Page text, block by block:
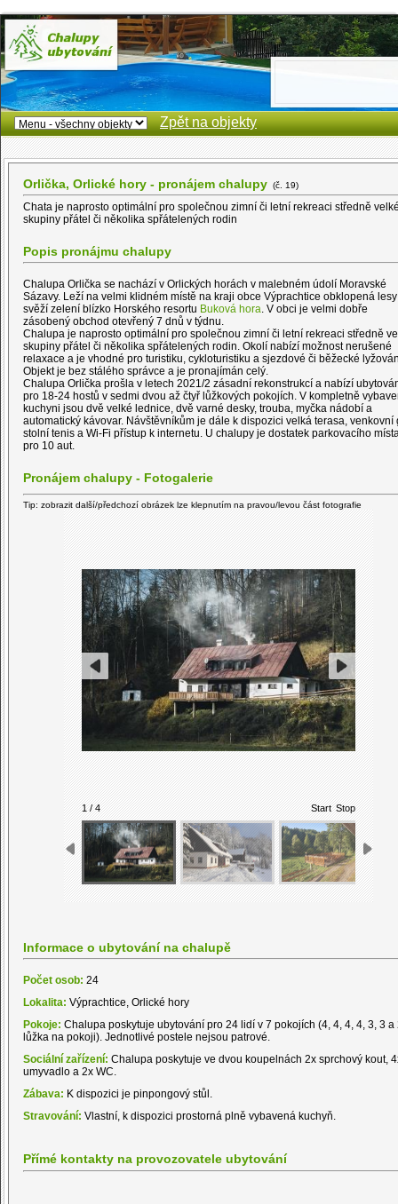
Zpět na objekty
Orlička, Orlické hory - pronájem chalupy (č. 19)
Chata je naprosto optimální pro společnou zimní či letní rekreaci středně
skupiny přátel či několika spřátelených rodin
Popis pronájmu chalupy
Chalupa Orlička se nachází v Orlických horách v malebném údolí Moravské
Sázavy. Leží na velmi klidném místě na kraji obce Výprachtice obklopená
svěží zelení blízko Horského resortu Buková hora. V obci je velmi dobře
zásobený obchod otevřený 7 dnů v týdnu.
Chalupa je naprosto optimální pro společnou zimní či letní rekreaci středně
skupiny přátel či několika spřátelených rodin. Okolí nabízí možnost nerušené
relaxace a je vhodné pro turistiku, cykloturistiku a sjezdové či běžecké
Objekt je bez stálého správce a je pronajímán celý.
Chalupa Orlička prošla v letech 2021/2 zásadní rekonstrukcí a nabízí
pro 18-24 hostů v sedmi dvou až čtyř lůžkových pokojích. V kompletně
kuchyni jsou dvě velké lednice, dvě varné desky, trouba, myčka nádobí a
automatický kávovar. Návštěvníkům je dále k dispozici velká terasa, venkovní
stolní tenis a Wi-Fi přístup k internetu. U chalupy je dostatek parkovacího
pro 10 aut.
Pronájem chalupy - Fotogalerie
Tip: zobrazit další/předchozí obrázek lze klepnutím na pravou/levou část fotografie
1 / 4 Start Stop
Informace o ubytování na chalupě
Počet osob: 24
Lokalita: Výprachtice, Orlické hory
Pokoje: Chalupa poskytuje ubytování pro 24 lidí v 7 pokojích (4, 4, 4, 4, 3, 3 a
lůžka na pokoji). Jednotlivé postele nejsou patrové.
Sociální zařízení: Chalupa poskytuje ve dvou koupelnách 2x sprchový kout,
umyvadlo a 2x WC.
Zábava: K dispozici je pinpongový stůl.
Stravování: Vlastní, k dispozici prostorná plně vybavená kuchyň.
Přímé kontakty na provozovatele ubytování